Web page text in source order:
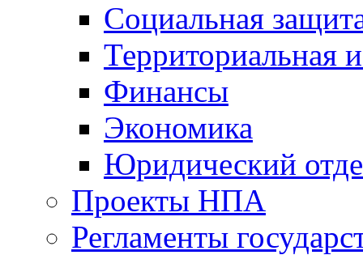
Социальная
Территориальная
Финансы
Экономика
Юридический
Проекты НПА
Регламенты